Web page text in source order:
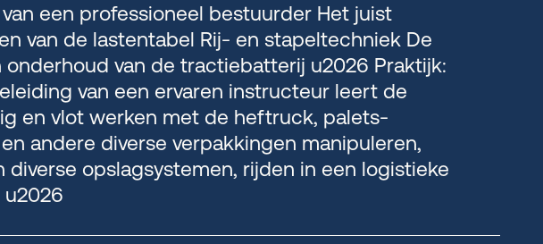
een professioneel bestuurder Het juist
van de lastentabel Rij- en stapeltechniek De
onderhoud van de tractiebatterij u2026 Praktijk:
van een ervaren instructeur leert de
en vlot werken met de heftruck, palets-
andere diverse verpakkingen manipuleren,
diverse opslagsystemen, rijden in een logistieke
u2026